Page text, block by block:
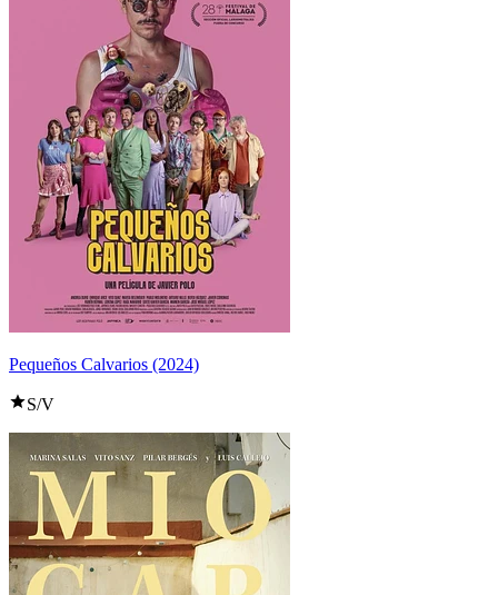
Pequeños Calvarios (2024)
S/V